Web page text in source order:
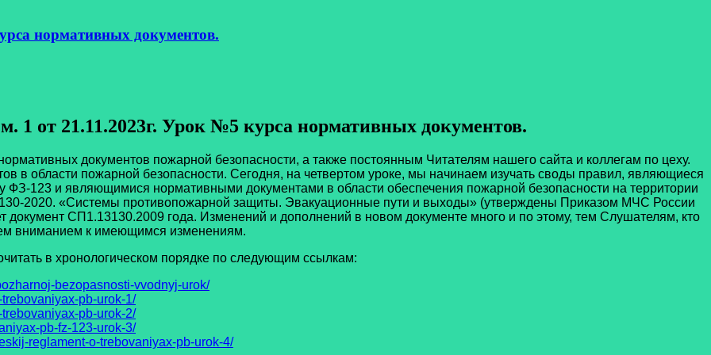
нормативных документов.
1 от 21.11.2023г. Урок №5 курса нормативных документов.
документов пожарной безопасности, а также постоянным Читателям нашего сайта и коллегам по цеху.
в области пожарной безопасности. Сегодня, на четвертом уроке, мы начинаем изучать своды правил, являющиеся
123 и являющимися нормативными документами в области обеспечения пожарной безопасности на территории
2020. «Системы противопожарной защиты. Эвакуационные пути и выходы» (утверждены Приказом МЧС России
СП1.13130.2009 года. Изменений и дополнений в новом документе много и по этому, тем Слушателям, кто
вниманием к имеющимся изменениям.
в хронологическом порядке по следующим ссылкам:
bezopasnosti-vvodnyj-urok/
pb-urok-1/
pb-urok-2/
pb-fz-123-urok-3/
reglament-o-trebovaniyax-pb-urok-4/